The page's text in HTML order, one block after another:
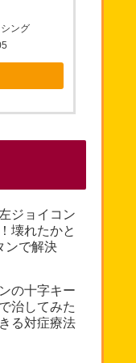
ング
ジョイコン
壊れたかと
ンで解決
の十字キー
治してみた
る対症療法